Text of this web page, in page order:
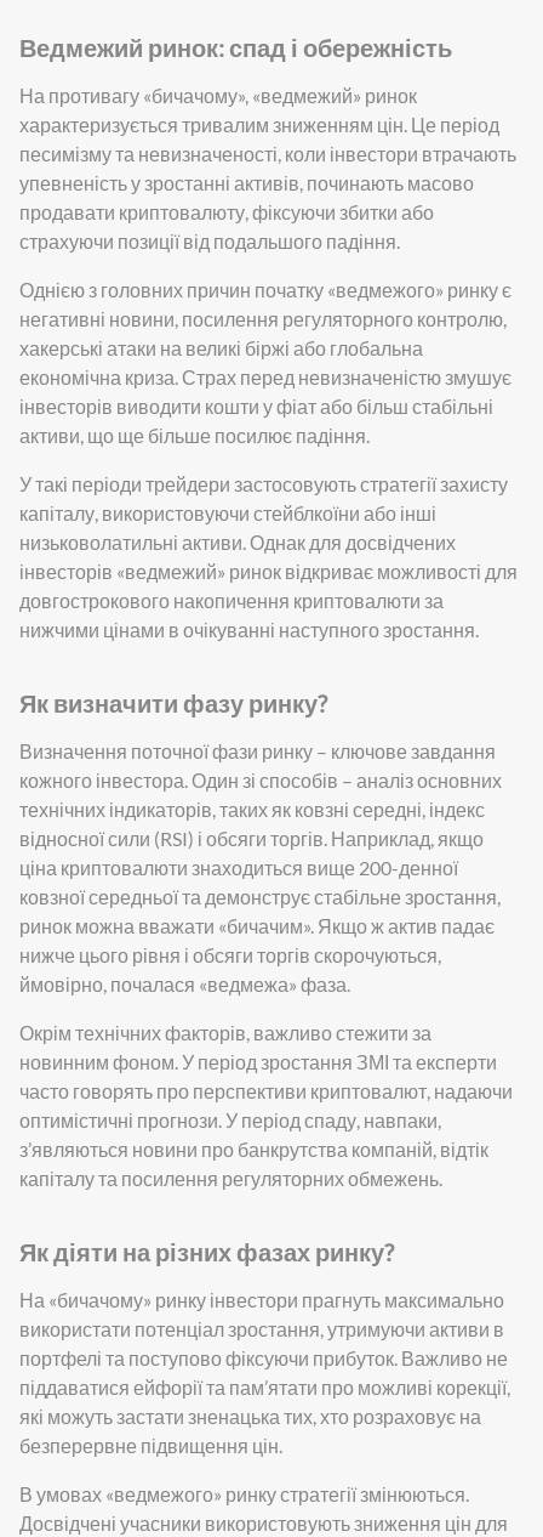
Ведмежий ринок: спад і обережність
На противагу «бичачому», «ведмежий» ринок
характеризується тривалим зниженням цін. Це період
песимізму та невизначеності, коли інвестори втрачають
упевненість у зростанні активів, починають масово
продавати криптовалюту, фіксуючи збитки або
страхуючи позиції від подальшого падіння.
Однією з головних причин початку «ведмежого» ринку є
негативні новини, посилення регуляторного контролю,
хакерські атаки на великі біржі або глобальна
економічна криза. Страх перед невизначеністю змушує
інвесторів виводити кошти у фіат або більш стабільні
активи, що ще більше посилює падіння.
У такі періоди трейдери застосовують стратегії захисту
капіталу, використовуючи стейблкоїни або інші
низьковолатильні активи. Однак для досвідчених
інвесторів «ведмежий» ринок відкриває можливості для
довгострокового накопичення криптовалюти за
нижчими цінами в очікуванні наступного зростання.
Як визначити фазу ринку?
Визначення поточної фази ринку – ключове завдання
кожного інвестора. Один зі способів – аналіз основних
технічних індикаторів, таких як ковзні середні, індекс
відносної сили (RSI) і обсяги торгів. Наприклад, якщо
ціна криптовалюти знаходиться вище 200-денної
ковзної середньої та демонструє стабільне зростання,
ринок можна вважати «бичачим». Якщо ж актив падає
нижче цього рівня і обсяги торгів скорочуються,
ймовірно, почалася «ведмежа» фаза.
Окрім технічних факторів, важливо стежити за
новинним фоном. У період зростання ЗМІ та експерти
часто говорять про перспективи криптовалют, надаючи
оптимістичні прогнози. У період спаду, навпаки,
з’являються новини про банкрутства компаній, відтік
капіталу та посилення регуляторних обмежень.
Як діяти на різних фазах ринку?
На «бичачому» ринку інвестори прагнуть максимально
використати потенціал зростання, утримуючи активи в
портфелі та поступово фіксуючи прибуток. Важливо не
піддаватися ейфорії та пам’ятати про можливі корекції,
які можуть застати зненацька тих, хто розраховує на
безперервне підвищення цін.
В умовах «ведмежого» ринку стратегії змінюються.
Досвідчені учасники використовують зниження цін для